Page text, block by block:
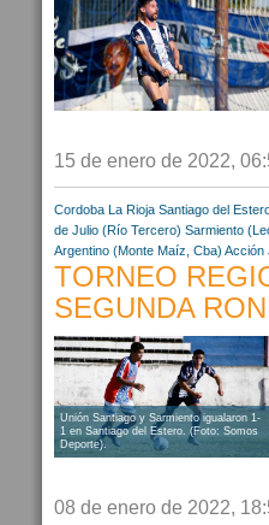
15 de enero de 2022,
Cordoba La Rioja Santiago del
de Julio (Río Tercero) Sarmiento
Argentino (Monte Maíz, Cba) Acción
TORNEO
SEGUNDA
Unión Santiago y Sarmiento igualaron 1-
1 en Santiago del Estero. (Foto: Somos
Deporte).
08 de enero de 2022,